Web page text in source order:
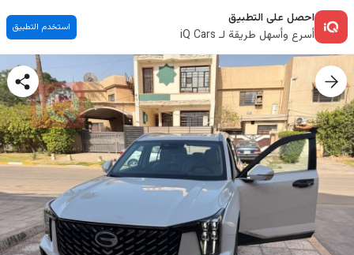
احصل على التطبيق
أسرع وأسهل طريقة لـ iQ Cars
استخدم التطبيق